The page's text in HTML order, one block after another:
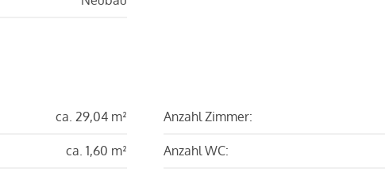
ca. 29,04 m²
ca. 1,60 m²
Anzahl Zimmer:
Anzahl WC: